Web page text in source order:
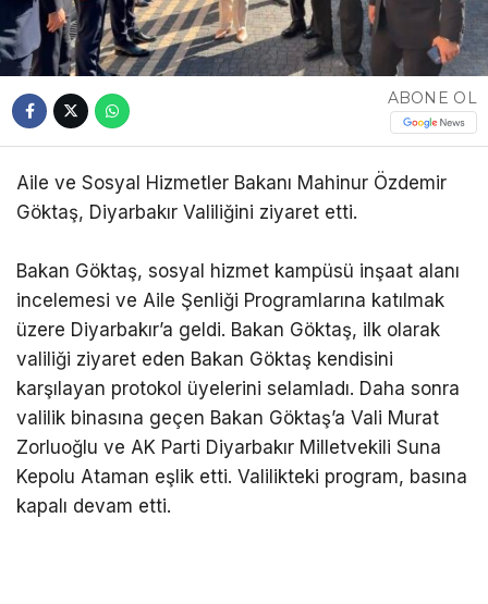
ABONE OL
Aile ve Sosyal Hizmetler Bakanı Mahinur Özdemir
Göktaş, Diyarbakır Valiliğini ziyaret etti.
Bakan Göktaş, sosyal hizmet kampüsü inşaat alanı
incelemesi ve Aile Şenliği Programlarına katılmak
üzere Diyarbakır’a geldi. Bakan Göktaş, ilk olarak
valiliği ziyaret eden Bakan Göktaş kendisini
karşılayan protokol üyelerini selamladı. Daha sonra
valilik binasına geçen Bakan Göktaş’a Vali Murat
Zorluoğlu ve AK Parti Diyarbakır Milletvekili Suna
Kepolu Ataman eşlik etti. Valilikteki program, basına
kapalı devam etti.